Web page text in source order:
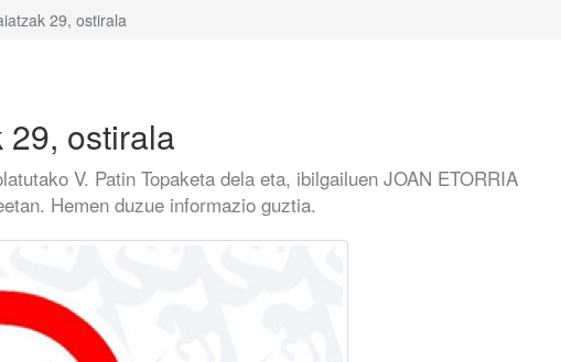
29, ostirala
29, ostirala
V. Patin Topaketa dela eta, ibilgailuen JOAN ETORRIA
Hemen duzue informazio guztia.